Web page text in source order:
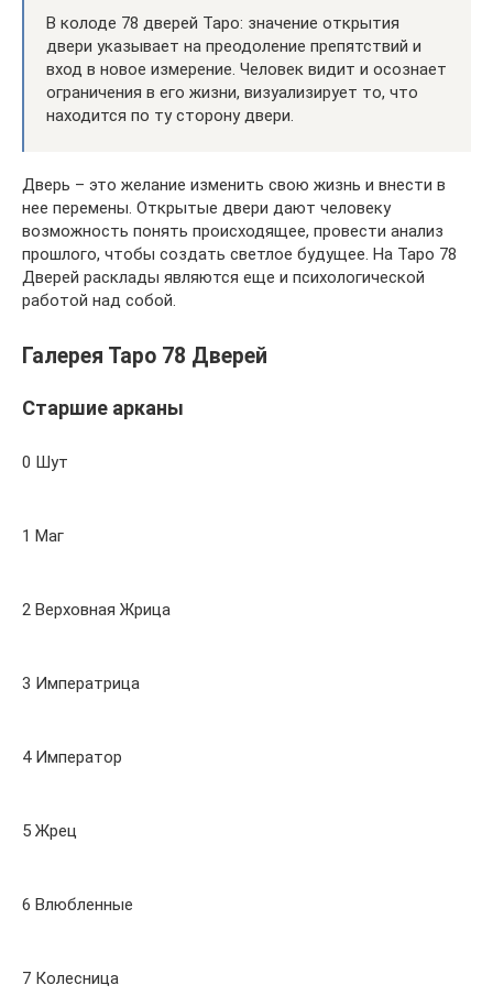
В колоде 78 дверей Таро: значение открытия
двери указывает на преодоление препятствий и
вход в новое измерение. Человек видит и осознает
ограничения в его жизни, визуализирует то, что
находится по ту сторону двери.
Дверь – это желание изменить свою жизнь и внести в
нее перемены. Открытые двери дают человеку
возможность понять происходящее, провести анализ
прошлого, чтобы создать светлое будущее. На Таро 78
Дверей расклады являются еще и психологической
работой над собой.
Галерея Таро 78 Дверей
Старшие арканы
0 Шут
1 Маг
2 Верховная Жрица
3 Императрица
4 Император
5 Жрец
6 Влюбленные
7 Колесница